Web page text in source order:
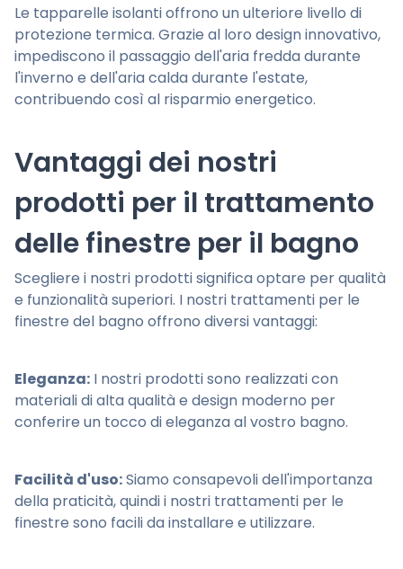
Le tapparelle isolanti offrono un ulteriore livello di
protezione termica. Grazie al loro design innovativo,
impediscono il passaggio dell'aria fredda durante
l'inverno e dell'aria calda durante l'estate,
contribuendo così al risparmio energetico.
Vantaggi dei nostri
prodotti per il trattamento
delle finestre per il bagno
Scegliere i nostri prodotti significa optare per qualità
e funzionalità superiori. I nostri trattamenti per le
finestre del bagno offrono diversi vantaggi:
Eleganza: I nostri prodotti sono realizzati con
materiali di alta qualità e design moderno per
conferire un tocco di eleganza al vostro bagno.
Facilità d'uso:Siamo consapevoli dell'importanza
della praticità, quindi i nostri trattamenti per le
finestre sono facili da installare e utilizzare.